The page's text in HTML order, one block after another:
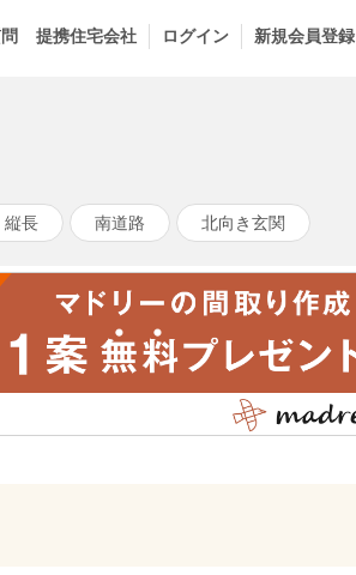
提携住宅会社 ログイン 新規会員登録
縦長 南道路 北向き玄関